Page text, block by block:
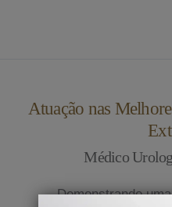
Atuação nas
Médico
Demonstrando